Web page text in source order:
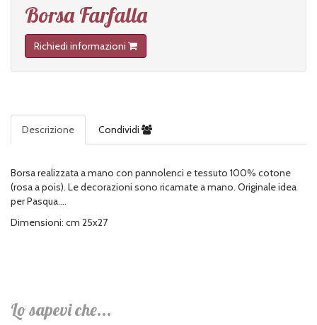
Borsa Farfalla
Richiedi informazioni
Descrizione Condividi
Borsa realizzata a mano con pannolenci e tessuto 100% cotone
(rosa a pois). Le decorazioni sono ricamate a mano. Originale idea
per Pasqua....
Dimensioni: cm 25x27
Lo sapevi che...